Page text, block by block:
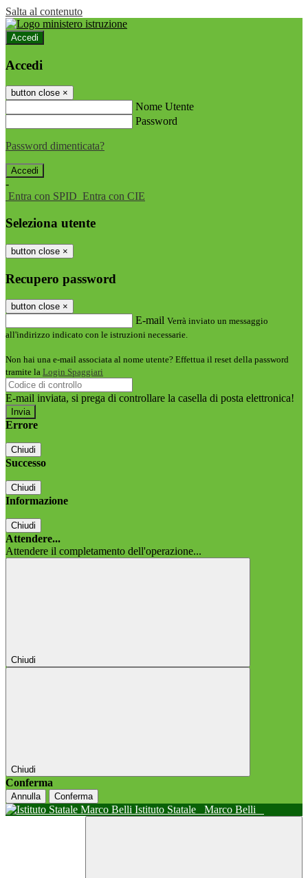
Salta al contenuto
Accedi
Accedi
button close ×
Nome Utente
Password
Password dimenticata?
-
Entra con SPID Entra con CIE
Seleziona utente
button close ×
Recupero password
button close ×
E-mail Verrà inviato un messaggio
all'indirizzo indicato con le istruzioni necessarie.
Non hai una e-mail associata al nome utente? Effettua il reset della password
tramite la Login Spaggiari
E-mail inviata, si prega di controllare la casella di posta elettronica!
Errore
Chiudi
Successo
Chiudi
Informazione
Chiudi
Attendere...
Attendere il completamento dell'operazione...
Chiudi
Chiudi
Conferma
Annulla Conferma
Istituto Statale Marco Belli